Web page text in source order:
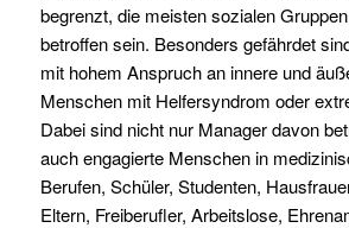
begrenzt, die meisten sozialen
betroffen sein. Besonders gefährdet
mit hohem Anspruch an innere und
Menschen mit Helfersyndrom oder
Dabei sind nicht nur Manager davon
auch engagierte Menschen in
Berufen, Schüler, Studenten,
Eltern, Freiberufler, Arbeitslose,